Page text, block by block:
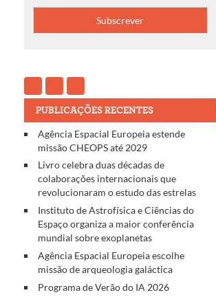
PUBLICAÇÕES RECENTES
Agência Espacial Europeia estende
missão CHEOPS até 2029
Livro celebra duas décadas de
colaborações internacionais que
revolucionaram o estudo das estrelas
Instituto de Astrofísica e Ciências do
Espaço organiza a maior conferência
mundial sobre exoplanetas
Agência Espacial Europeia escolhe
missão de arqueologia galáctica
Programa de Verão do IA 2026